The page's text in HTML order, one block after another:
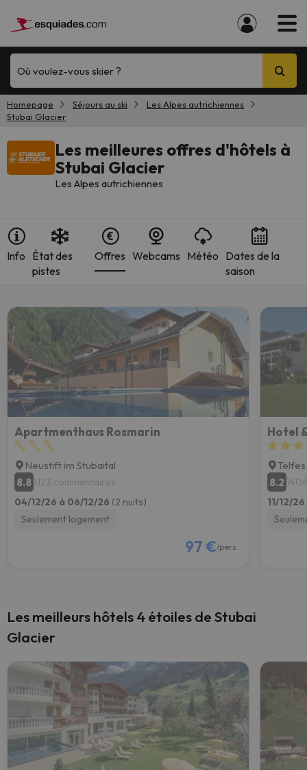
Où voulez-vous skier ?
Homepage Séjours au ski
Les Alpes autrichiennes
Stubai Glacier
Les meilleures offres d'hôtels à
Stubai Glacier
Les Alpes autrichiennes
Info État des
pistes
Offres Webcams Météo Dates de la
saison
Apartmenthaus Rosmarin
Neustift im Stubaital
8.8 1123 commentaires
04/12/26 à 06/12/26 (2 nuits)
Seulement logement
97 €/pers.
Hotel
8.2
11/12/
Les meilleurs hôtels 4 étoiles de Stubai
Glacier